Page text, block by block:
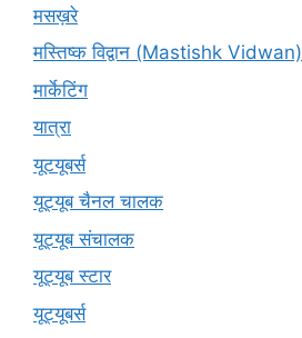
मसख़रे
मस्तिष्क विद्वान (Mastishk Vidwan)
मार्केटिंग
यात्रा
यूटयूबर्स
यूट्यूब चैनल चालक
यूट्यूब संचालक
यूट्यूब स्टार
यूट्यूबर्स